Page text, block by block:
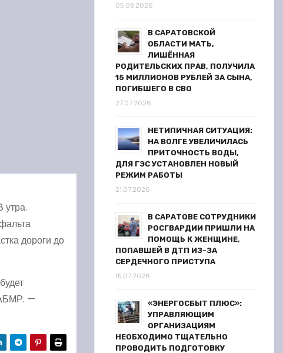
утра.
дороги до
—
05.08.2026
В САРАТОВСКОЙ
ОБЛАСТИ МАТЬ,
ЛИШЁННАЯ
РОДИТЕЛЬСКИХ ПРАВ, ПОЛУЧИЛА
15 МИЛЛИОНОВ РУБЛЕЙ ЗА СЫНА,
ПОГИБШЕГО В СВО
27.07.2026
НЕТИПИЧНАЯ СИТУАЦИЯ:
НА ВОЛГЕ УВЕЛИЧИЛАСЬ
ПРИТОЧНОСТЬ ВОДЫ,
ДЛЯ ГЭС УСТАНОВЛЕН НОВЫЙ
РЕЖИМ РАБОТЫ
21.07.2026
В САРАТОВЕ СОТРУДНИКИ
РОСГВАРДИИ ПРИШЛИ НА
ПОМОЩЬ К ЖЕНЩИНЕ,
ПОПАВШЕЙ В ДТП ИЗ-ЗА
СЕРДЕЧНОГО ПРИСТУПА
15.07.2026
«ЭНЕРГОСБЫТ ПЛЮС»:
УПРАВЛЯЮЩИМ
ОРГАНИЗАЦИЯМ
НЕОБХОДИМО ТЩАТЕЛЬНО
ПРОВОДИТЬ ПОДГОТОВКУ